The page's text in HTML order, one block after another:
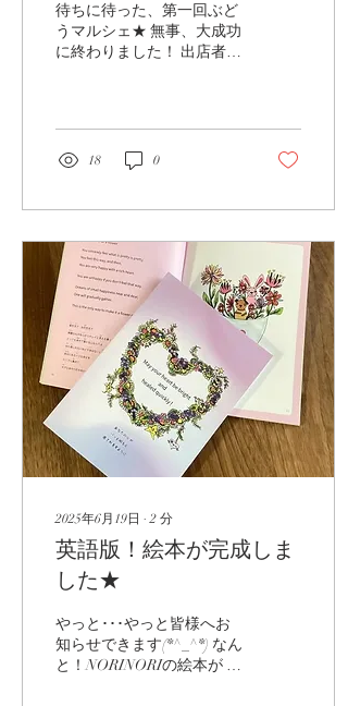
待ちに待った、第一回ぶど
うマルシェ★ 無事、大成功
に終わりました！ 出店者＆
本当にありがとうございま
した(*^_^*) 当日までの打ち
合わせや 当日の細やかなお
18 0
2025年6月19日 ∙2 分
英語版！絵本が完成しま
した★
やっと･･･やっと皆様へお
知らせできます(*^_^*) なん
と！NORINORIの絵本が 英